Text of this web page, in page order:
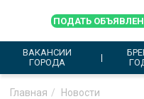
ПОДАТЬ
ВАКАНСИИ
ГОРОДА
Главная Новости